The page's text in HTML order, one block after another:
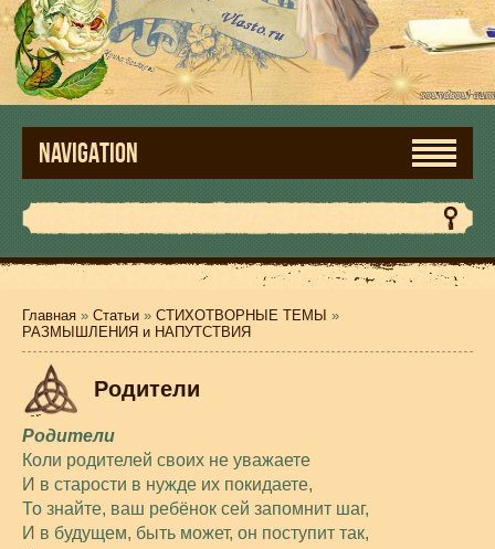
NAVIGATION
Главная » Статьи » СТИХОТВОРНЫЕ ТЕМЫ »
РАЗМЫШЛЕНИЯ и НАПУТСТВИЯ
Родители
Родители
Коли родителей своих не уважаете
И в старости в нужде их покидаете,
То знайте, ваш ребёнок сей запомнит шаг,
И в будущем, быть может, он поступит так,